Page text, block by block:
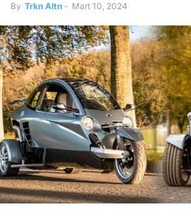
By Trkn Altn - Mart 10, 2024